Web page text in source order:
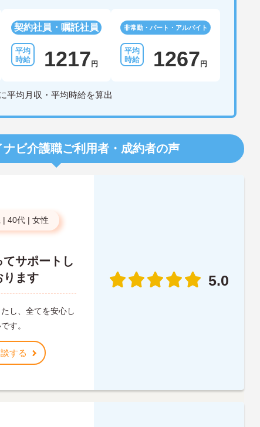
契約社員・嘱託社員
1217 円
非常勤・パート・アルバイト
1267 円
平均月収・平均時給を算出
ナビ介護職ご利用者・成約者の声
| 40代 | 女性
サポートし
ります
し、全てを安心し
す。
する
5.0